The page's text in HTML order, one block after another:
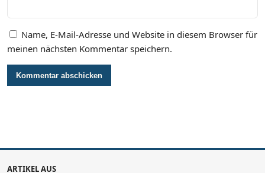
Name, E-Mail-Adresse und Website in diesem Browser für
meinen nächsten Kommentar speichern.
ARTIKEL AUS